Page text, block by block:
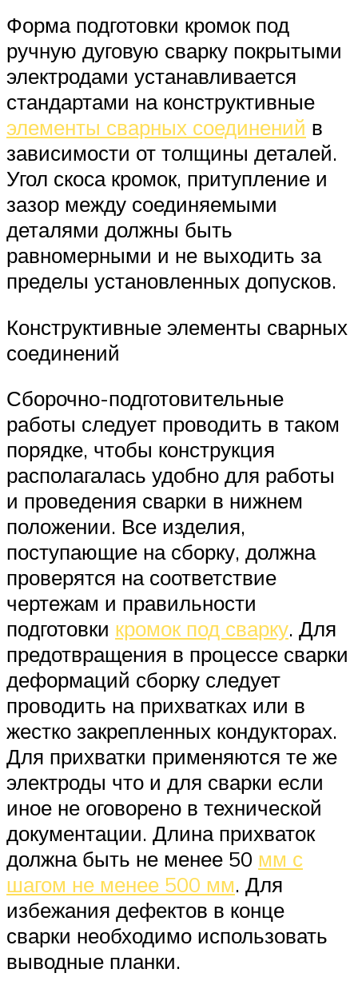
Форма подготовки кромок под
ручную дуговую сварку покрытыми
электродами устанавливается
стандартами на конструктивные
элементы сварных соединений в
зависимости от толщины деталей.
Угол скоса кромок, притупление и
зазор между соединяемыми
деталями должны быть
равномерными и не выходить за
пределы установленных допусков.
Конструктивные элементы сварных
соединений
Сборочно-подготовительные
работы следует проводить в таком
порядке, чтобы конструкция
располагалась удобно для работы
и проведения сварки в нижнем
положении. Все изделия,
поступающие на сборку, должна
проверятся на соответствие
чертежам и правильности
подготовки кромок под сварку. Для
предотвращения в процессе сварки
деформаций сборку следует
проводить на прихватках или в
жестко закрепленных кондукторах.
Для прихватки применяются те же
электроды что и для сварки если
иное не оговорено в технической
документации. Длина прихваток
должна быть не менее 50 мм с
шагом не менее 500 мм. Для
избежания дефектов в конце
сварки необходимо использовать
выводные планки.